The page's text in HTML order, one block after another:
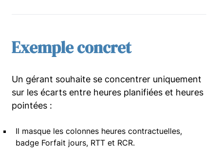
Exemple concret
Un gérant souhaite se concentrer uniquement
sur les écarts entre heures planifiées et heures
pointées :
Il masque les colonnes heures contractuelles,
badge Forfait jours, RTT et RCR.